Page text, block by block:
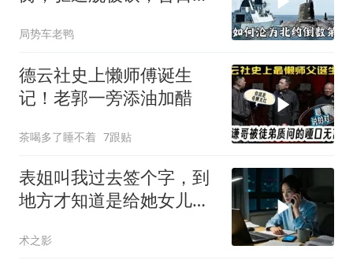
局势车老鸭
德云社史上懒师傅诞生
记！老郭一旁添油加醋
茶喝多了睡不着 7跟贴
表姐叫我过去签个字，到
地方才知道是给她女儿婚
术之影